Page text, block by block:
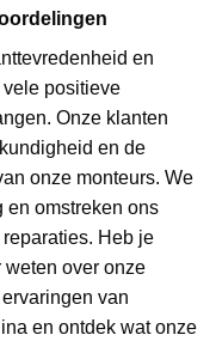
en
positieve
Onze klanten
en de
onze monteurs. We
en omstreken ons
Heb je
over onze
van
en ontdek wat onze